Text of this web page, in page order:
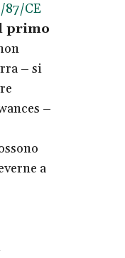
CE
primo
– si
–
a